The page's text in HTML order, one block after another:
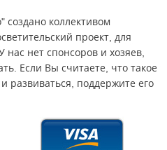
создано коллективом
проект, для
нет спонсоров и хозяев,
Если Вы считаете, что такое
развиваться, поддержите его